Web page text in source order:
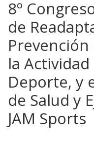
8º
de
Prevención
la Actividad
Deporte, y
de Salud y
JAM Sports